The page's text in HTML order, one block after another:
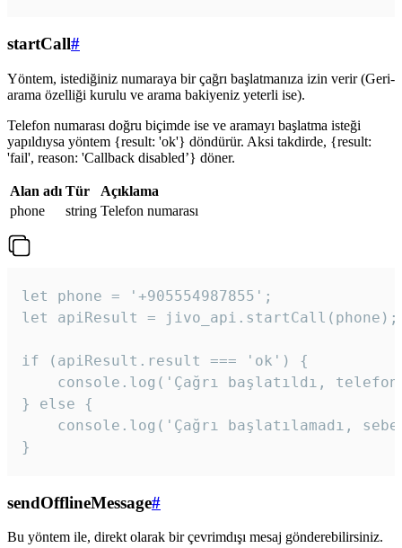
startCall#
Yöntem, istediğiniz numaraya bir çağrı başlatmanıza izin verir (Geri-
arama özelliği kurulu ve arama bakiyeniz yeterli ise).
Telefon numarası doğru biçimde ise ve aramayı başlatma isteği
yapıldıysa yöntem {result: 'ok'} döndürür. Aksi takdirde, {result:
'fail', reason: 'Callback disabled’} döner.
Alan adı Tür
Açıklama
phone
string Telefon numarası
let phone = '+905554987855';
let apiResult = jivo_api.startCall(phone);
if (apiResult.result === 'ok') {
console.log('Çağrı başlatıldı,
} else {
console.log('Çağrı başlatılamadı,
}
sendOfflineMessage#
Bu yöntem ile, direkt olarak bir çevrimdışı mesaj gönderebilirsiniz.